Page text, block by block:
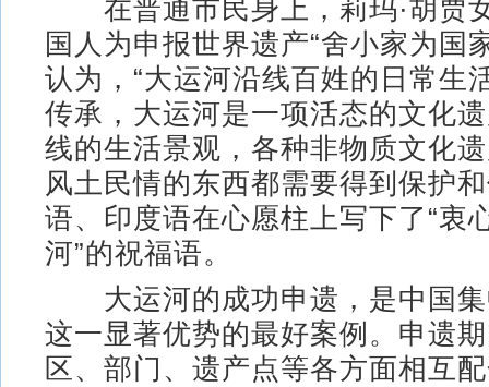
在普通市民身上，莉玛·胡贾
国人为申报世界遗产“舍小家为国
认为，“大运河沿线百姓的日常生
传承，大运河是一项活态的文化
线的生活景观，各种非物质文化
风土民情的东西都需要得到保护
语、印度语在心愿柱上写下了“衷
河”的祝福语。
大运河的成功申遗，是中国集
这一显著优势的最好案例。申遗
区、部门、遗产点等各方面相互